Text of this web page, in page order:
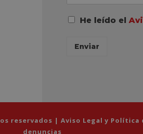
A
D
*
He leído el
Enviar
reservados | Aviso Legal y Política
denuncias